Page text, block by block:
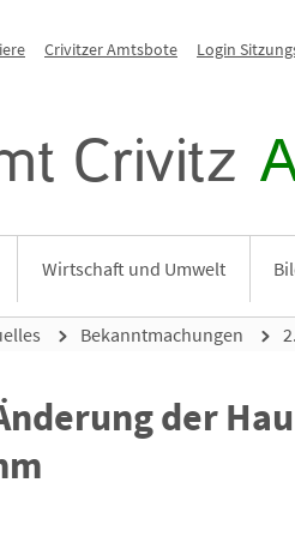
Crivitzer Amtsbote Login
Crivitz
Wirtschaft und Umwelt
Bekanntmachungen
der